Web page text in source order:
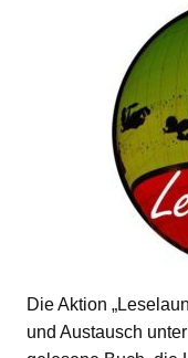
Die Aktion
und Austausch